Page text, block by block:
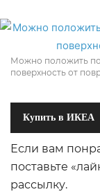
Можно положить
поверхность от
Купить в ИКЕА
Если вам
поставьте
рассылку.